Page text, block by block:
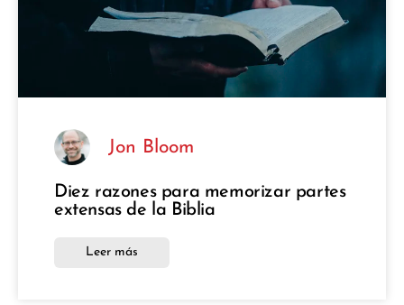
Jon Bloom
Diez razones para memorizar partes
extensas de la Biblia
Leer más